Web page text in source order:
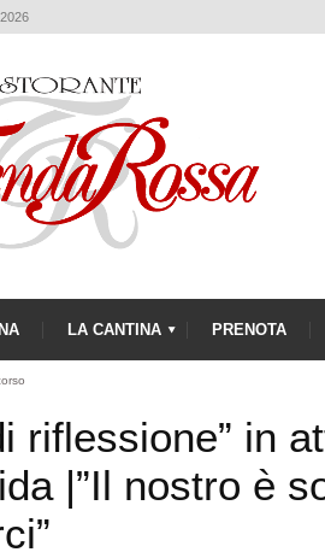
LA CANTINA PRENOTA
riflessione” in
|”Il nostro è